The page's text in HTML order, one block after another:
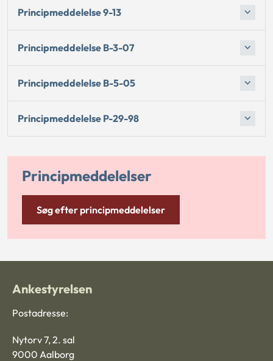
Principmeddelelse 9-13
Principmeddelelse B-3-07
Principmeddelelse B-5-05
Principmeddelelse P-29-98
Principmeddelelser
Søg efter principmeddelelser
Ankestyrelsen
Postadresse:
Nytorv 7, 2. sal
9000 Aalborg